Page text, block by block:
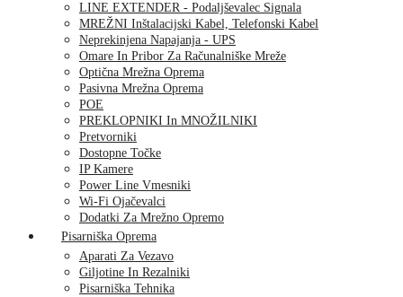
LINE EXTENDER - Podaljševalec Signala
MREŽNI Inštalacijski Kabel, Telefonski Kabel
Neprekinjena Napajanja - UPS
Omare In Pribor Za Računalniške Mreže
Optična Mrežna Oprema
Pasivna Mrežna Oprema
POE
PREKLOPNIKI In MNOŽILNIKI
Pretvorniki
Dostopne Točke
IP Kamere
Power Line Vmesniki
Wi-Fi Ojačevalci
Dodatki Za Mrežno Opremo
Pisarniška Oprema
Aparati Za Vezavo
Giljotine In Rezalniki
Pisarniška Tehnika